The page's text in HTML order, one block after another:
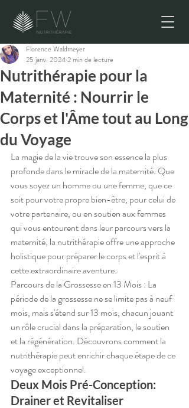
Nutrithérapie pour la
Maternité : Nourrir le
Corps et l'Âme tout au Long
du Voyage
Florence Waldmeyer
25 janv. 20242 min de lecture
La magie de la vie trouve son essence la plus
profonde dans le miracle de la maternité. Que
vous soyez un homme ou une femme, que ce
soit pour votre propre bien-être, pour celui de
votre partenaire, ou en soutien aux femmes
qui vous entourent dans leur parcours vers la
maternité, la nutrithérapie offre une approche
holistique pour préparer le corps et l'esprit à
cette extraordinaire aventure.
Parcours de la Grossesse en 13 Mois : La
période de la grossesse ne se limite pas à neuf
mois, mais s'étend sur 13 mois, chacun jouant
un rôle crucial dans la préparation, le soutien
et la régénération. Découvrons comment la
nutrithérapie peut enrichir chaque étape de ce
voyage exceptionnel.
Deux Mois Pré-Conception:
Drainer et Revitaliser